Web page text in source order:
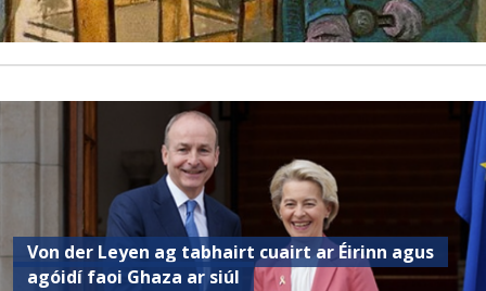
Von der Leyen ag tabhairt cuairt ar Éirinn agus
agóidí faoi Ghaza ar siúl